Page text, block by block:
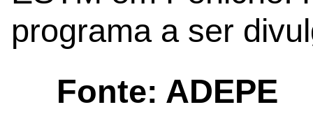
programa a ser
Fonte: ADEPE